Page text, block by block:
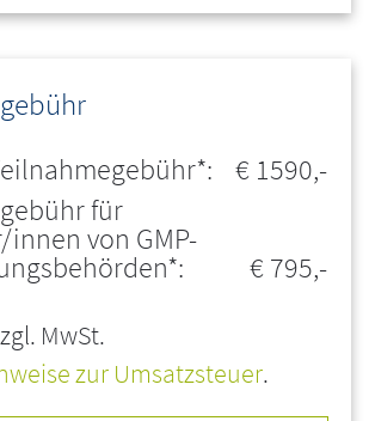
€ 1590,-
für
von GMP-
€ 795,-
MwSt.
zur Umsatzsteuer.